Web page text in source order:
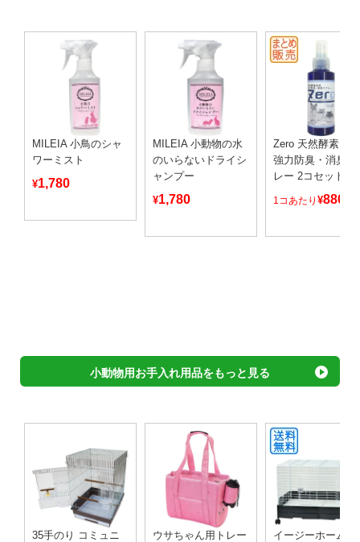
MILEIA 小鳥のシャ
ワーミスト
¥1,780
MILEIA 小動物の水
のいらないドライシ
ャンプー
¥1,780
Zero 天然酵素由来
強力防臭・消臭ス
レー 2コセット
1コあたり¥880
小動物用お手入れ用品をもっと見る
35手のり コミュニ
ウサちゃん用トレー
イージーホーム エ